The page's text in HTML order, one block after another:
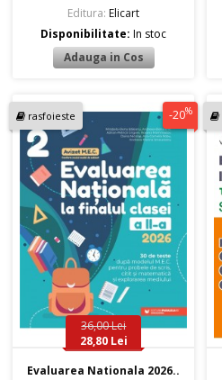
Editura: Elicart
Disponibilitate:In stoc
rasfoieste -20%
36,00 Lei
28,80 Lei
Evaluarea Nationala 2026..